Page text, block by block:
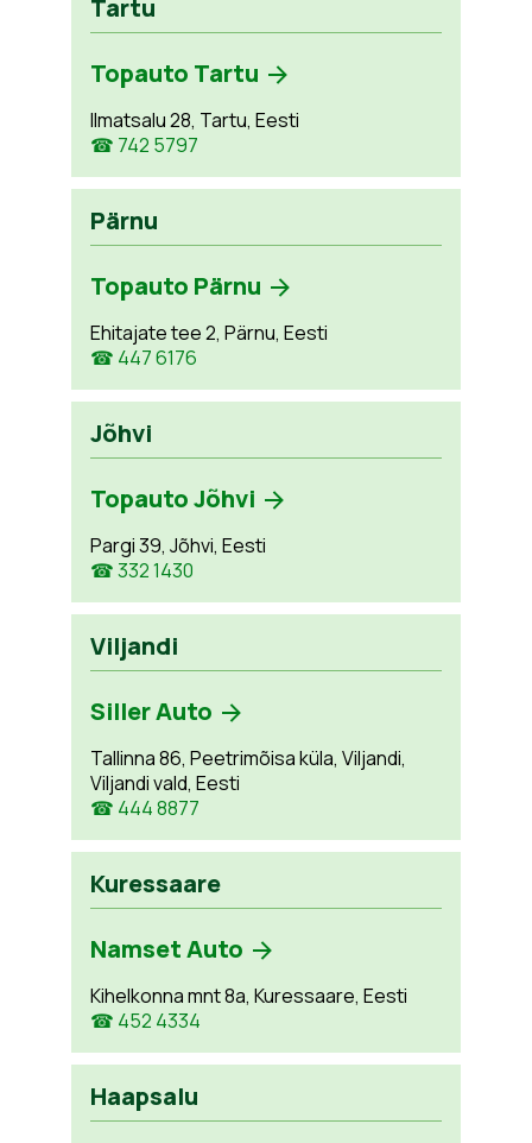
Tartu
Topauto Tartu
Ilmatsalu 28, Tartu, Eesti
☎ 742 5797
Pärnu
Topauto Pärnu
Ehitajate tee 2, Pärnu, Eesti
☎ 447 6176
Jõhvi
Topauto Jõhvi
Pargi 39, Jõhvi, Eesti
☎ 332 1430
Viljandi
Siller Auto
Tallinna 86, Peetrimõisa küla, Viljandi,
Viljandi vald, Eesti
☎ 444 8877
Kuressaare
Namset Auto
Kihelkonna mnt 8a, Kuressaare, Eesti
☎ 452 4334
Haapsalu